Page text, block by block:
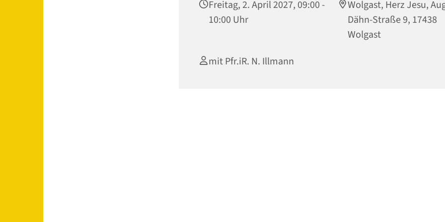
Freitag, 2. April 2027, 09:00 -
10:00 Uhr
Wolgast, Herz Jesu,
Dähn-Straße 9, 17438
Wolgast
mit Pfr.iR. N. Illmann